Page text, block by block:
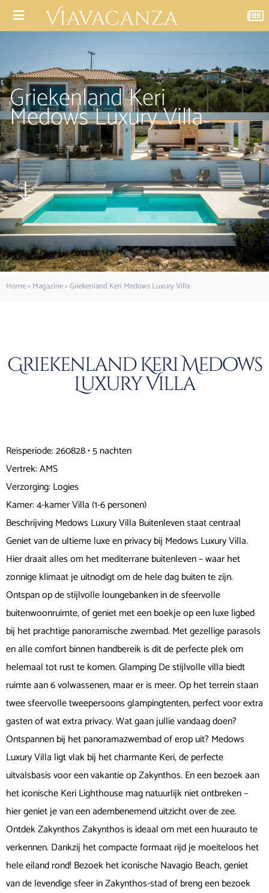
Griekenland Keri
Medows Luxury Villa
Home»Magazine»Griekenland Keri Medows Luxury Villa
Griekenland Keri Medows
Luxury Villa
Reisperiode: 260828 • 5 nachten
Vertrek: AMS
Verzorging: Logies
Kamer: 4-kamer Villa (1-6 personen)
Beschrijving Medows Luxury Villa Buitenleven staat centraal
Geniet van de ultieme luxe en privacy bij Medows Luxury Villa.
Hier draait alles om het mediterrane buitenleven – waar het
zonnige klimaat je uitnodigt om de hele dag buiten te zijn.
Ontspan op de stijlvolle loungebanken in de sfeervolle
buitenwoonruimte, of geniet met een boekje op een luxe ligbed
bij het prachtige panoramische zwembad. Met gezellige parasols
en alle comfort binnen handbereik is dit de perfecte plek om
helemaal tot rust te komen. Glamping De stijlvolle villa biedt
ruimte aan 6 volwassenen, maar er is meer. Op het terrein staan
twee sfeervolle tweepersoons glampingtenten, perfect voor extra
gasten of wat extra privacy. Wat gaan jullie vandaag doen?
Ontspannen bij het panoramazwembad of erop uit? Medows
Luxury Villa ligt vlak bij het charmante Keri, de perfecte
uitvalsbasis voor een vakantie op Zakynthos. En een bezoek aan
het iconische Keri Lighthouse mag natuurlijk niet ontbreken –
hier geniet je van een adembenemend uitzicht over de zee.
Ontdek Zakynthos Zakynthos is ideaal om met een huurauto te
verkennen. Dankzij het compacte formaat rijd je moeiteloos het
hele eiland rond! Bezoek het iconische Navagio Beach, geniet
van de levendige sfeer in Zakynthos-stad of breng een bezoek